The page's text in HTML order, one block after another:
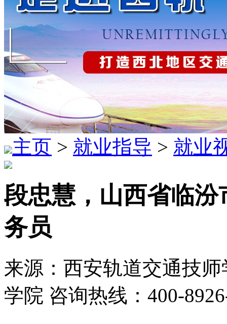
主页 > 就业指导 > 就业
段忠慧，山西省临
务员
来源：西安轨道交通技
学院 咨询热线：400-